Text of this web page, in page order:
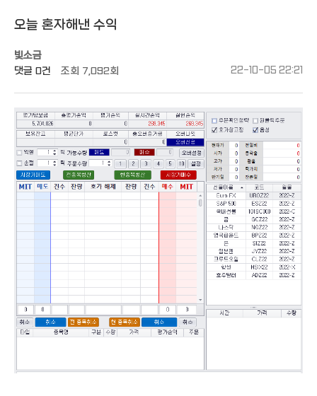
오늘 혼자해낸 수익
빛소금
댓글 0건 조회 7,092회 22-10-05 22:21